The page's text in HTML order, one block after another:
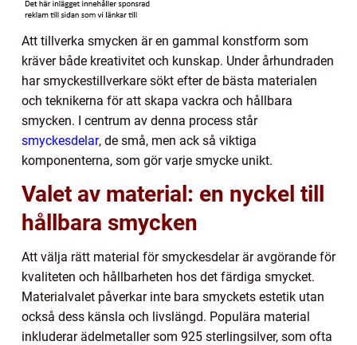
Att tillverka smycken är en gammal konstform som
kräver både kreativitet och kunskap. Under århundraden
har smyckestillverkare sökt efter de bästa materialen
och teknikerna för att skapa vackra och hållbara
smycken. I centrum av denna process står
smyckesdelar, de små, men ack så viktiga
komponenterna, som gör varje smycke unikt.
Valet av material: en nyckel till
hållbara smycken
Att välja rätt material för smyckesdelar är avgörande för
kvaliteten och hållbarheten hos det färdiga smycket.
Materialvalet påverkar inte bara smyckets estetik utan
också dess känsla och livslängd. Populära material
inkluderar ädelmetaller som 925 sterlingsilver, som ofta